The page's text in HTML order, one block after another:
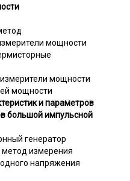
мощности
мощности
мощности
и параметров
большой импульсной
генератор
измерения
напряжения